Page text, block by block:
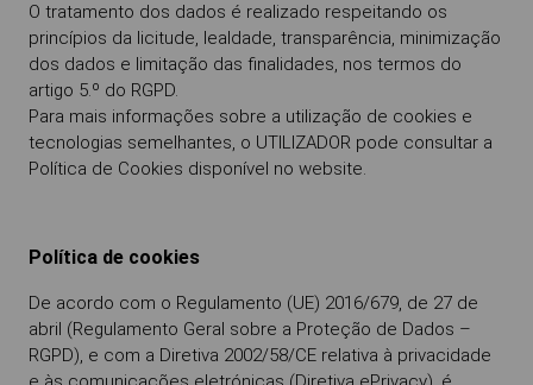
O tratamento dos dados é realizado respeitando os
princípios da licitude, lealdade, transparência, minimização
dos dados e limitação das finalidades, nos termos do
artigo 5.º do RGPD.
Para mais informações sobre a utilização de cookies e
tecnologias semelhantes, o UTILIZADOR pode consultar a
Política de Cookies disponível no website.
Política de cookies
De acordo com o Regulamento (UE) 2016/679, de 27 de
abril (Regulamento Geral sobre a Proteção de Dados –
RGPD), e com a Diretiva 2002/58/CE relativa à privacidade